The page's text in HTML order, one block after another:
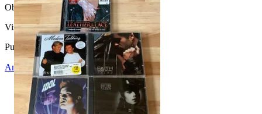
Objektnr 737 904 092
Visningar 165
Publicerad
25 jun 23:29
Anmäl Sälj liknande